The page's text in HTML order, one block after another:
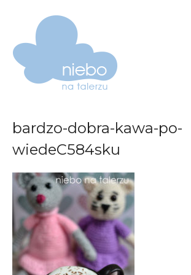
bardzo-dobra-kawa-po-
wiedeC584sku